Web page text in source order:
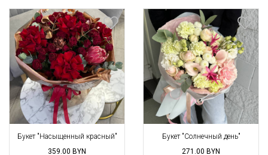
Букет "Насыщенный красный"
359.00 BYN
Букет "Солнечный день"
271.00 BYN